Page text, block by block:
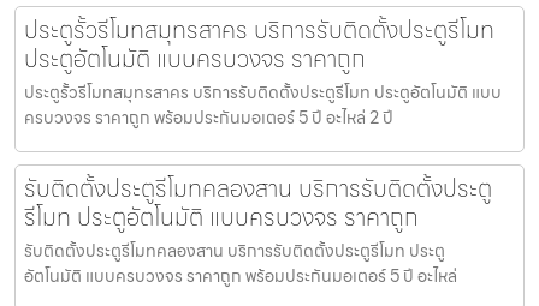
ประตูรั้วรีโมทสมุทรสาคร บริการรับติดตั้งประตูรีโมท
ประตูอัตโนมัติ แบบครบวงจร ราคาถูก
ประตูรั้วรีโมทสมุทรสาคร บริการรับติดตั้งประตูรีโมท ประตูอัตโนมัติ แบบ
ครบวงจร ราคาถูก พร้อมประกันมอเตอร์ 5 ปี อะไหล่ 2 ปี
รับติดตั้งประตูรีโมทคลองสาน บริการรับติดตั้งประตู
รีโมท ประตูอัตโนมัติ แบบครบวงจร ราคาถูก
รับติดตั้งประตูรีโมทคลองสาน บริการรับติดตั้งประตูรีโมท ประตู
อัตโนมัติ แบบครบวงจร ราคาถูก พร้อมประกันมอเตอร์ 5 ปี อะไหล่